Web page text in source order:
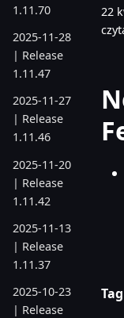
1.11.70
2025-11-28
| Release
1.11.47
2025-11-27
| Release
1.11.46
2025-11-20
| Release
1.11.42
2025-11-13
| Release
1.11.37
2025-10-23
| Release
22